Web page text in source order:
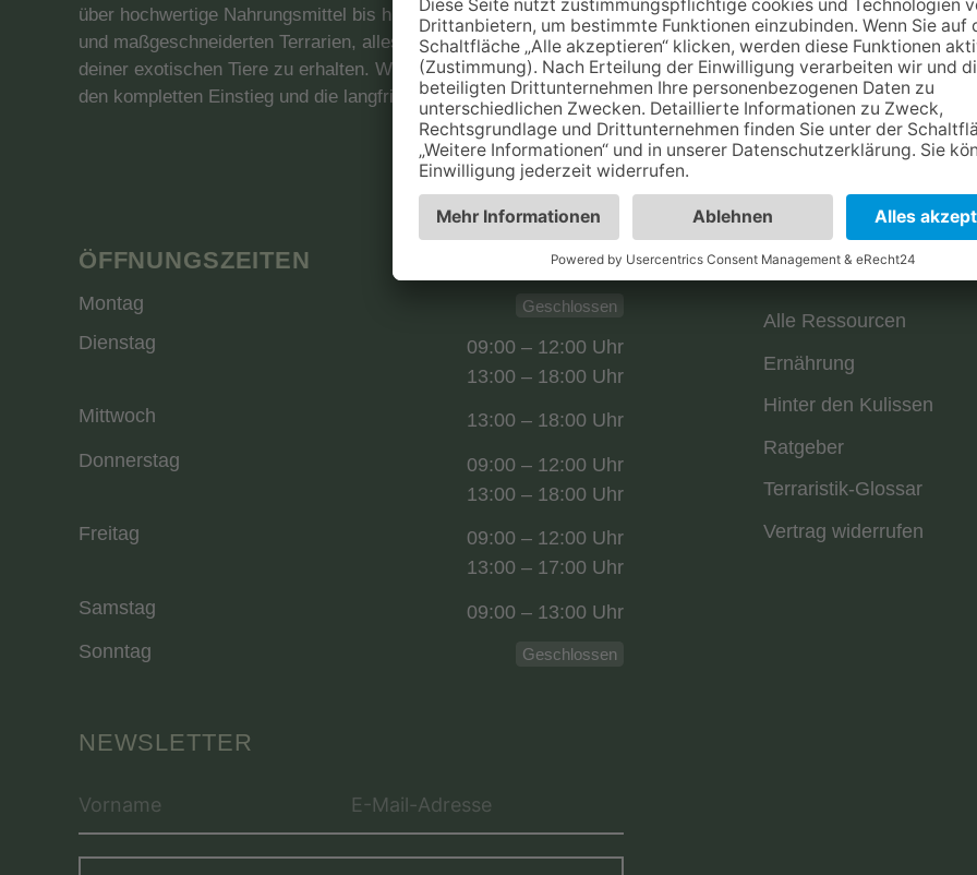
über hochwertige Nahrungsmittel bis hin zu vertrauenswürdiger Beratung
und maßgeschneiderten Terrarien, alles für die Pflege und das Wohl
deiner exotischen Tiere zu erhalten. Wir sind dein verlässlicher Partner für
den kompletten Einstieg und die langfristige Betreuung in der Terraristik.
RESSOURCEN
Alle Ressourcen
Ernährung
Hinter den Kulissen
Ratgeber
Terraristik-Glossar
Vertrag widerrufen
WHATSAPP
Chat öffnen
TERRARISTIK-
Dieselstraße 41
ÖFFNUNGSZEITEN
Montag Geschlossen
Dienstag
09:00 – 12:00 Uhr
13:00 – 18:00 Uhr
Mittwoch
13:00 – 18:00 Uhr
Donnerstag
09:00 – 12:00 Uhr
13:00 – 18:00 Uhr
Freitag
09:00 – 12:00 Uhr
13:00 – 17:00 Uhr
Samstag
09:00 – 13:00 Uhr
Sonntag
Geschlossen
NEWSLETTER